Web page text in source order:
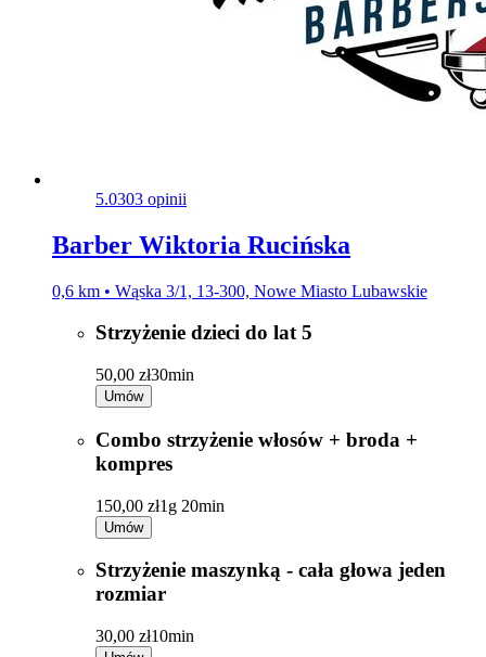
5.0303 opinii
Barber Wiktoria Rucińska
0,6 km • Wąska 3/1, 13-300, Nowe Miasto Lubawskie
Strzyżenie dzieci do lat 5
50,00 zł30min
Umów
Combo strzyżenie włosów + broda +
kompres
150,00 zł1g 20min
Umów
Strzyżenie maszynką - cała głowa jeden
rozmiar
30,00 zł10min